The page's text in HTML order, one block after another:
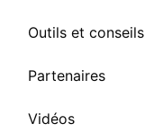
Outils et conseils
Partenaires
Vidéos